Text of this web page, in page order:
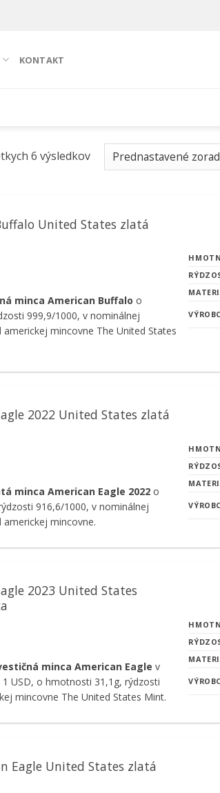
KONTAKT
6 výsledkov
United States zlatá
minca American Buffalo o
999,9/1000, v nominálnej
mincovne The United States
2022 United States zlatá
minca American Eagle 2022 o
916,6/1000, v nominálnej
mincovne.
2023 United States
minca American Eagle v
USD, o hmotnosti 31,1g, rýdzosti
mincovne The United States Mint.
Eagle United States zlatá